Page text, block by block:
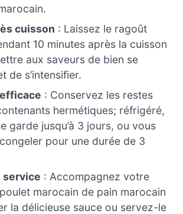
cuisson : Laissez le ragoût
10 minutes après la cuisson
aux saveurs de bien se
de s’intensifier.
: Conservez les restes
hermétiques; réfrigéré,
garde jusqu’à 3 jours, ou vous
pour une durée de 3
service : Accompagnez votre
marocain de pain marocain
la délicieuse sauce ou servez-le